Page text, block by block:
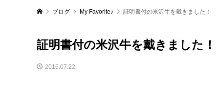
ブログ My Favorite♪ 証明書付の米沢牛を戴きました！
証明書付の米沢牛を戴きました！
2016.07.22